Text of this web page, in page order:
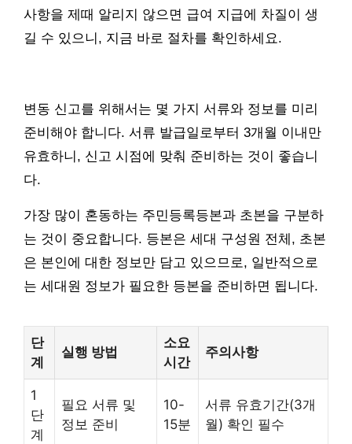
사항을 제때 알리지 않으면 급여 지급에 차질이 생
길 수 있으니, 지금 바로 절차를 확인하세요.
변동 신고를 위해서는 몇 가지 서류와 정보를 미리
준비해야 합니다. 서류 발급일로부터 3개월 이내만
유효하니, 신고 시점에 맞춰 준비하는 것이 좋습니
다.
가장 많이 혼동하는 주민등록등본과 초본을 구분하
는 것이 중요합니다. 등본은 세대 구성원 전체, 초본
은 본인에 대한 정보만 담고 있으므로, 일반적으로
는 세대원 정보가 필요한 등본을 준비하면 됩니다.
단
계
실행 방법
소요
시간
주의사항
1
단
계
필요 서류 및
정보 준비
10-
15분
서류 유효기간(3개
월) 확인 필수